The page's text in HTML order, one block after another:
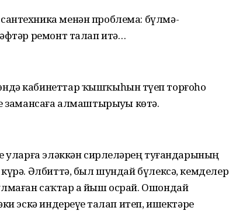
менән проблема: бүлмә-
ремонт талап итә…
кабинеттар ҡышҡыһын түҙеп торғоһоҙ
замансаға алмаштырыуҙы көтә.
уларға эләккән сирлеләрҙең туғандарының
Әлбиттә, был шундай бүлексә, кемделер
саҡтар ҙа йыш осрай. Ошондай
эскә индереүҙе талап итеп, ишектәрҙе